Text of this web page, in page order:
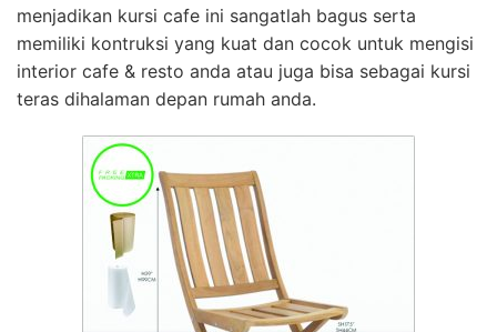
menjadikan kursi cafe ini sangatlah bagus serta
memiliki kontruksi yang kuat dan cocok untuk mengisi
interior cafe & resto anda atau juga bisa sebagai kursi
teras dihalaman depan rumah anda.